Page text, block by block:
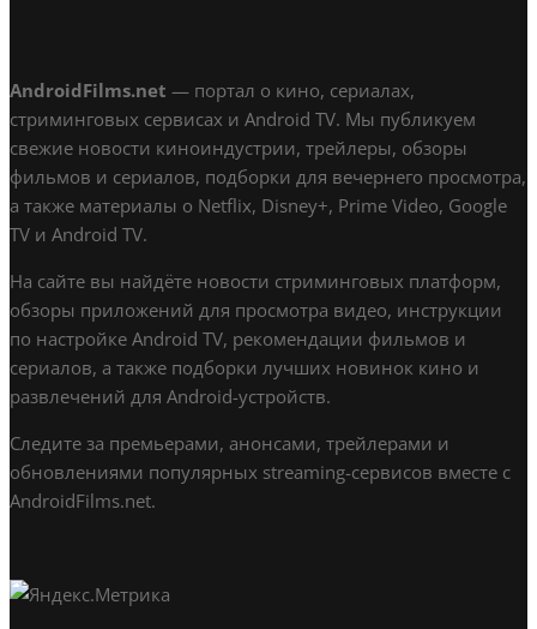
AndroidFilms.net — портал о кино, сериалах,
стриминговых сервисах и Android TV. Мы публикуем
свежие новости киноиндустрии, трейлеры, обзоры
фильмов и сериалов, подборки для вечернего просмотра,
а также материалы о Netflix, Disney+, Prime Video, Google
TV и Android TV.
На сайте вы найдёте новости стриминговых платформ,
обзоры приложений для просмотра видео, инструкции
по настройке Android TV, рекомендации фильмов и
сериалов, а также подборки лучших новинок кино и
развлечений для Android-устройств.
Следите за премьерами, анонсами, трейлерами и
обновлениями популярных streaming-сервисов вместе с
AndroidFilms.net.